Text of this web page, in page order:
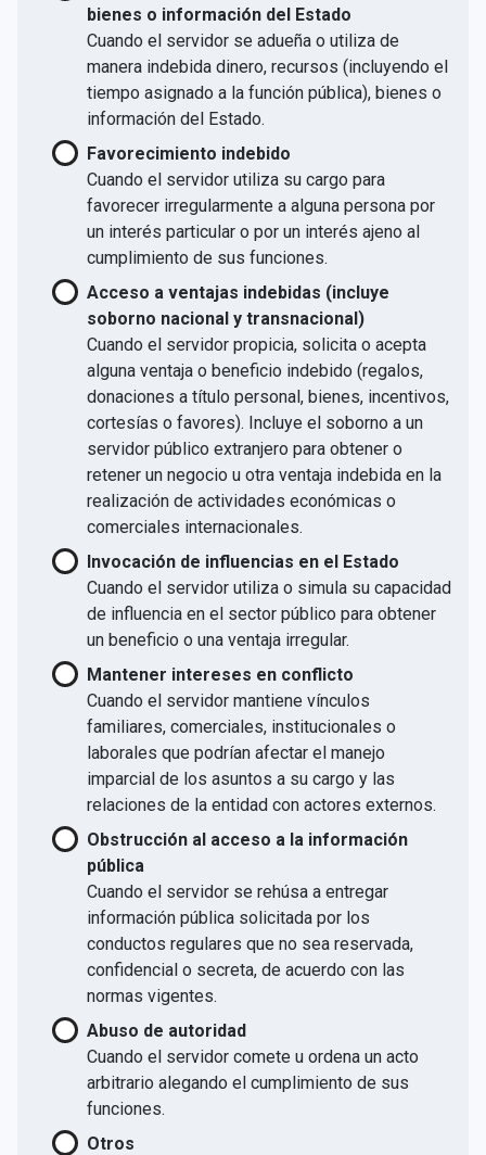
bienes o información del Estado
Cuando el servidor se adueña o utiliza de
manera indebida dinero, recursos (incluyendo el
tiempo asignado a la función pública), bienes o
información del Estado.
Favorecimiento indebido
Cuando el servidor utiliza su cargo para
favorecer irregularmente a alguna persona por
un interés particular o por un interés ajeno al
cumplimiento de sus funciones.
Acceso a ventajas indebidas (incluye
soborno nacional y transnacional)
Cuando el servidor propicia, solicita o acepta
alguna ventaja o beneficio indebido (regalos,
donaciones a título personal, bienes, incentivos,
cortesías o favores). Incluye el soborno a un
servidor público extranjero para obtener o
retener un negocio u otra ventaja indebida en la
realización de actividades económicas o
comerciales internacionales.
Invocación de influencias en el Estado
Cuando el servidor utiliza o simula su capacidad
de influencia en el sector público para obtener
un beneficio o una ventaja irregular.
Mantener intereses en conflicto
Cuando el servidor mantiene vínculos
familiares, comerciales, institucionales o
laborales que podrían afectar el manejo
imparcial de los asuntos a su cargo y las
relaciones de la entidad con actores externos.
Obstrucción al acceso a la información
pública
Cuando el servidor se rehúsa a entregar
información pública solicitada por los
conductos regulares que no sea reservada,
confidencial o secreta, de acuerdo con las
normas vigentes.
Abuso de autoridad
Cuando el servidor comete u ordena un acto
arbitrario alegando el cumplimiento de sus
funciones.
Otros